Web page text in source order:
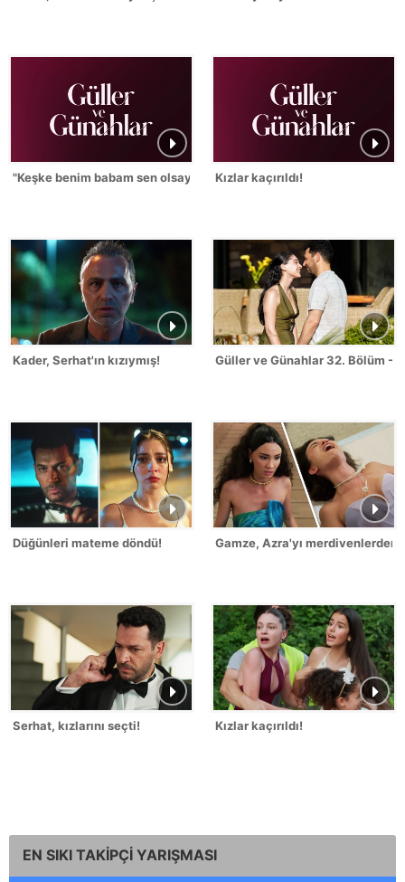
"Keşke benim babam sen olsaydın!"Kızlar kaçırıldı!
Kader, Serhat'ın kızıymış! Güller ve Günahlar 32. Bölüm -
Düğünleri mateme döndü! Gamze, Azra'yı merdivenlerden
Serhat, kızlarını seçti! Kızlar kaçırıldı!
EN SIKI TAKİPÇİ YARIŞMASI